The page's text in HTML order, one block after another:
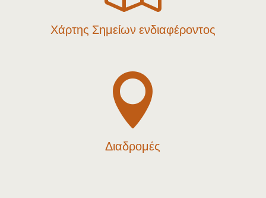
Χάρτης Σημείων ενδιαφέροντος

Διαδρομές